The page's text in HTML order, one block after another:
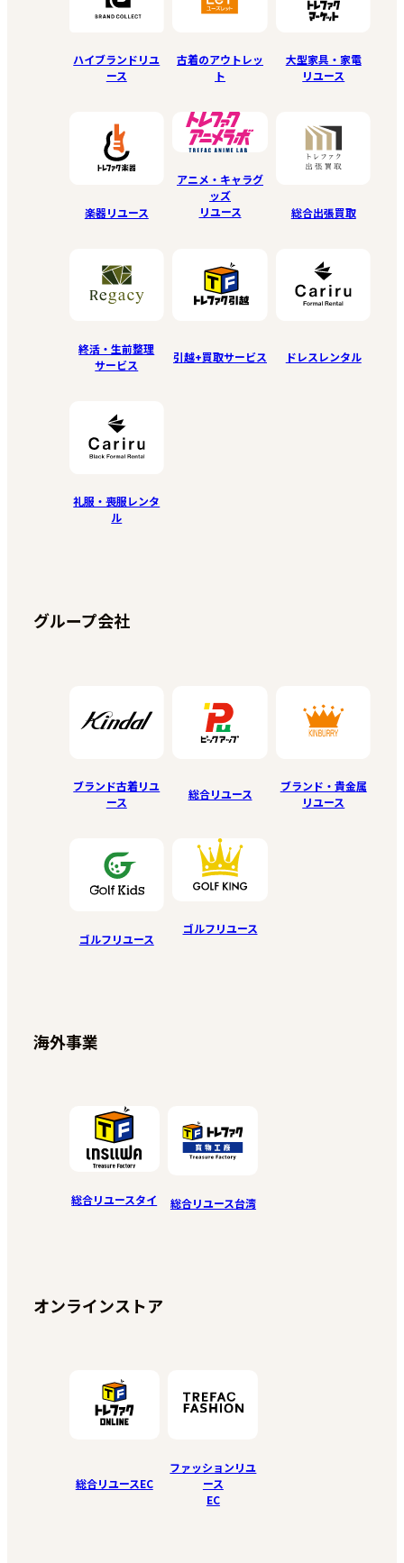
ハイブランドリユ
ース
古着のアウトレッ
ト
大型家具・家電
リユース
楽器リユース
アニメ・キャラグ
ッズ
リユース
総合出張買取
終活・生前整理
サービス
引越+買取サービス ドレスレンタル
礼服・喪服レンタ
ル
グループ会社
ブランド古着リユ
ース
総合リユース
ブランド・貴金属
リユース
ゴルフリユース
ゴルフリユース
海外事業
総合リユースタイ 総合リユース台湾
オンラインストア
総合リユースEC
ファッションリユ
ース
EC